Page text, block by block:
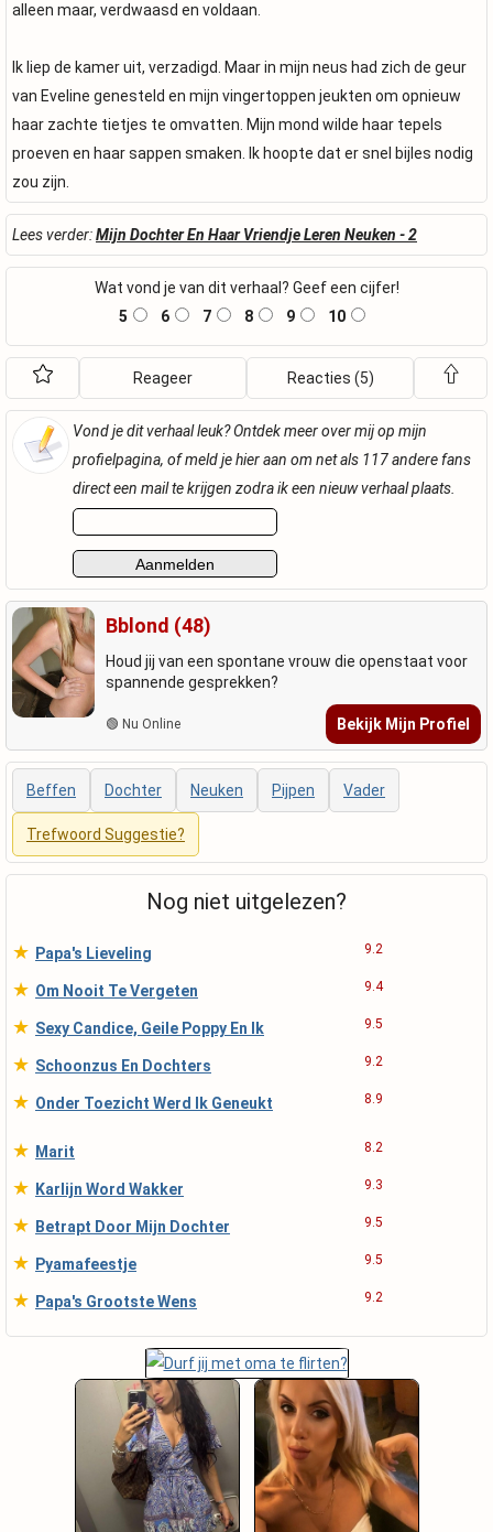
alleen maar, verdwaasd en voldaan.
Ik liep de kamer uit, verzadigd. Maar in mijn neus had zich de geur
van Eveline genesteld en mijn vingertoppen jeukten om opnieuw
haar zachte tietjes te omvatten. Mijn mond wilde haar tepels
proeven en haar sappen smaken. Ik hoopte dat er snel bijles nodig
zou zijn.
Lees verder:Mijn Dochter En Haar Vriendje Leren Neuken - 2
Wat vond je van dit verhaal? Geef een cijfer!
5
6 7 8 9 10
Reageer Reacties (5)
Vond je dit verhaal leuk? Ontdek meer over mij op mijn
profielpagina, of meld je hier aan om net als 117 andere fans
direct een mail te krijgen zodra ik een nieuw verhaal plaats.
Bblond (48)
Houd jij van een spontane vrouw die openstaat voor
spannende gesprekken?
🟢 Nu Online Bekijk Mijn Profiel
Beffen Dochter Neuken Pijpen Vader
Trefwoord Suggestie?
Nog niet uitgelezen?
★ Papa's Lieveling 9.2
★ Om Nooit Te Vergeten 9.4
★ Sexy Candice, Geile Poppy En Ik 9.5
★ Schoonzus En Dochters 9.2
★ Onder Toezicht Werd Ik Geneukt 8.9
★ Marit 8.2
★ Karlijn Word Wakker 9.3
★ Betrapt Door Mijn Dochter 9.5
★ Pyamafeestje 9.5
★ Papa's Grootste Wens 9.2